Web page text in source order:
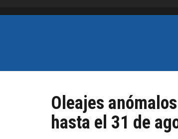
Oleajes
hasta el 31 de